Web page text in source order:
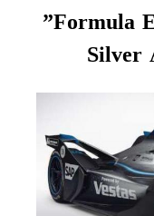
مرسيدس تستعد لـ”Formula E”